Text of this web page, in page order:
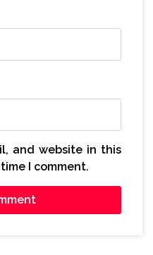
and website in this
I comment.